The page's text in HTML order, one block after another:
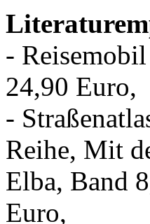
-
24,90 Euro,
-
Reihe, Mit
Elba, Band
Euro,